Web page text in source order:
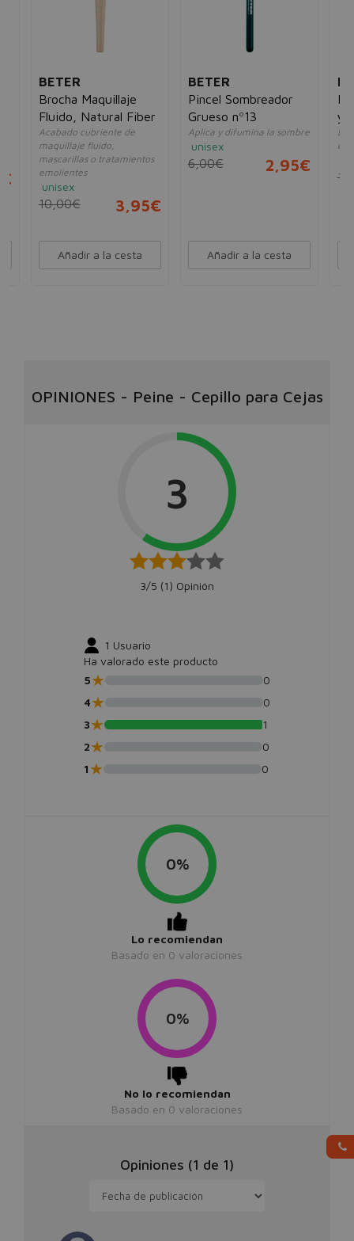
BETER
Brocha Maquillaje
Fluido, Natural Fiber
Acabado cubriente de
maquillaje fluido,
mascarillas o tratamientos
emolientes
unisex
10,00€ 3,95€
Añadir a la cesta
BETER
Pincel Sombreador
Grueso nº13
Aplica y difumina la sombre
unisex
6,00€ 2,95€
Añadir a la cesta
y
en
OPINIONES - Peine - Cepillo para Cejas
3
3/5 (1) Opinión
1 Usuario
Ha valorado este producto
5★
0
4★
0
3★
1
2★
0
1★ 0
0%
Lo recomiendan
Basado en 0 valoraciones
0%
No lo recomiendan
Basado en 0 valoraciones
Opiniones (1 de 1)